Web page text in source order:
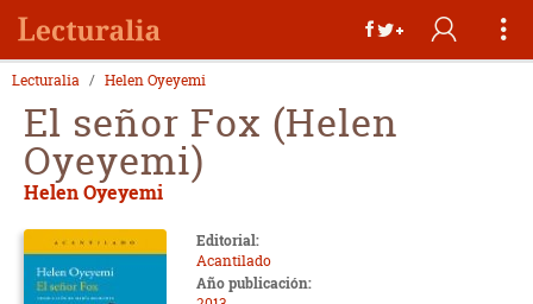
Lecturalia Helen Oyeyemi
El señor Fox (Helen
Oyeyemi)
Helen Oyeyemi
Editorial:
Acantilado
Año publicación: